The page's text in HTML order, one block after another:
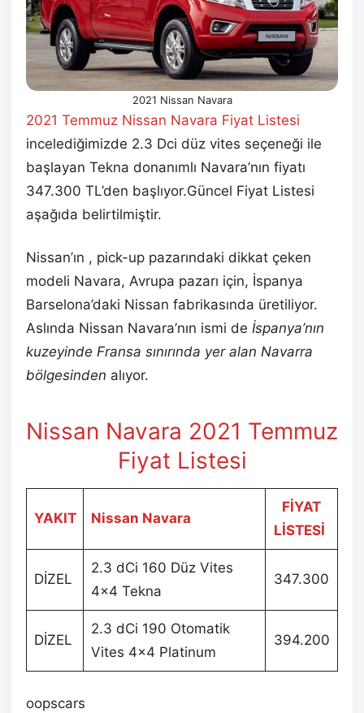
2021 Nissan Navara
2021 Temmuz Nissan Navara Fiyat Listesi
incelediğimizde 2.3 Dci düz vites seçeneği ile
başlayan Tekna donanımlı Navara’nın fiyatı
347.300 TL’den başlıyor.Güncel Fiyat Listesi
aşağıda belirtilmiştir.
Nissan’ın , pick-up pazarındaki dikkat çeken
modeli Navara, Avrupa pazarı için, İspanya
Barselona’daki Nissan fabrikasında üretiliyor.
Aslında Nissan Navara’nın ismi de İspanya’nın
kuzeyinde Fransa sınırında yer alan Navarra
bölgesinden alıyor.
Nissan Navara 2021 Temmuz
Fiyat Listesi
YAKIT Nissan Navara
FİYAT
LİSTESİ
DİZEL
2.3 dCi 160 Düz Vites
4×4 Tekna
347.300
DİZEL
2.3 dCi 190 Otomatik
Vites 4×4 Platinum
394.200
oopscars